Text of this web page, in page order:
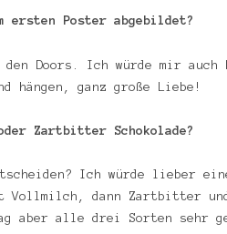
ersten Poster abgebildet?
den Doors. Ich würde mir auch
hängen, ganz große Liebe!
Zartbitter Schokolade?
Ich würde lieber
dann Zartbitter und
aber alle drei Sorten sehr